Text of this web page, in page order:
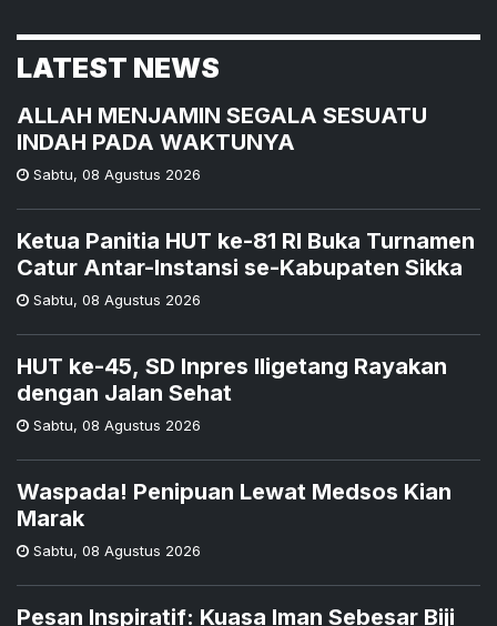
LATEST NEWS
ALLAH MENJAMIN SEGALA SESUATU
INDAH PADA WAKTUNYA
Sabtu, 08 Agustus 2026
Ketua Panitia HUT ke-81 RI Buka Turnamen
Catur Antar-Instansi se-Kabupaten Sikka
Sabtu, 08 Agustus 2026
HUT ke-45, SD Inpres Iligetang Rayakan
dengan Jalan Sehat
Sabtu, 08 Agustus 2026
Waspada! Penipuan Lewat Medsos Kian
Marak
Sabtu, 08 Agustus 2026
Pesan Inspiratif: Kuasa Iman Sebesar Biji